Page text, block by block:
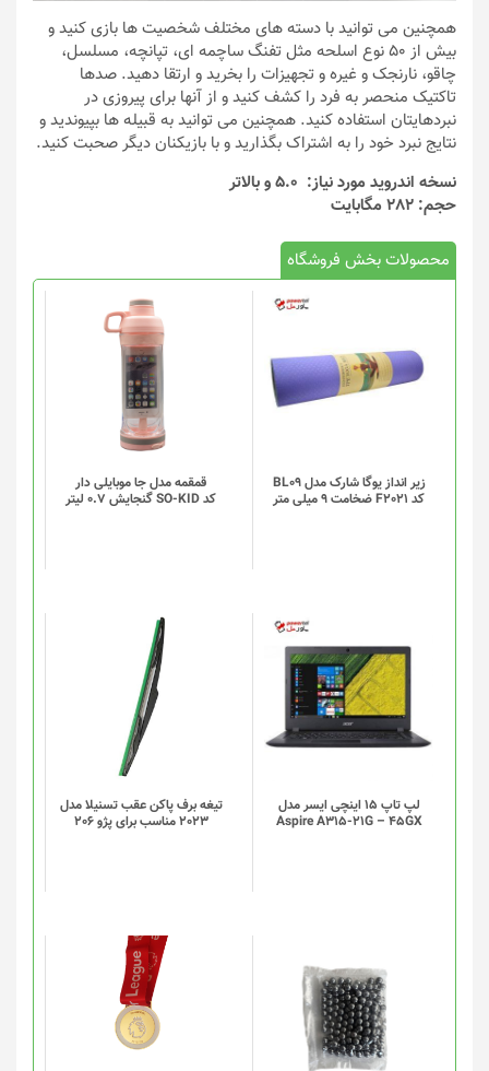
همچنین می توانید با دسته های مختلف شخصیت ها بازی کنید و
بیش از 50 نوع اسلحه مثل تفنگ ساچمه ای، تپانچه، مسلسل،
چاقو، نارنجک و غیره و تجهیزات را بخرید و ارتقا دهید. صدها
تاکتیک منحصر به فرد را کشف کنید و از آنها برای پیروزی در
نبردهایتان استفاده کنید. همچنین می توانید به قبیله ها بپیوندید و
نتایج نبرد خود را به اشتراک بگذارید و با بازیکنان دیگر صحبت کنید.
نسخه اندروید مورد نیاز: 5.0 و بالاتر
حجم: 282 مگابایت
محصولات بخش فروشگاه
زیر انداز یوگا شارک مدل BL09
کد F2021 ضخامت 9 میلی متر
قمقمه مدل جا موبایلی دار
کد SO-KID گنجایش 0.7 لیتر
این
محصول
دارای
انواع
مختلفی
می
گزینه
ها
لپ تاپ 15 اینچی ایسر مدل
Aspire A315-21G – 45GX
تیغه برف پاکن عقب تسنیلا مدل
2023 مناسب برای پژو 206
این
محصول
دارای
انواع
مختلفی
این
محصول
دارای
انواع